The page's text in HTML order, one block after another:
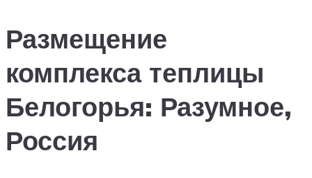
Размещение
комплекса теплицы
Белогорья: Разумное,
Россия